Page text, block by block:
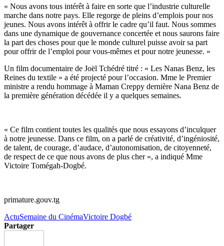
« Nous avons tous intérêt à faire en sorte que l’industrie culturelle
marche dans notre pays. Elle regorge de pleins d’emplois pour nos
jeunes. Nous avons intérêt à offrir le cadre qu’il faut. Nous sommes
dans une dynamique de gouvernance concertée et nous saurons faire
la part des choses pour que le monde culturel puisse avoir sa part
pour offrir de l’emploi pour vous-mêmes et pour notre jeunesse. »
Un film documentaire de Joël Tchédré titré : « Les Nanas Benz, les
Reines du textile » a été projecté pour l’occasion. Mme le Premier
ministre a rendu hommage à Maman Creppy dernière Nana Benz de
la première génération décédée il y a quelques semaines.
« Ce film contient toutes les qualités que nous essayons d’inculquer
à notre jeunesse. Dans ce film, on a parlé de créativité, d’ingéniosité,
de talent, de courage, d’audace, d’autonomisation, de citoyenneté,
de respect de ce que nous avons de plus cher », a indiqué Mme
Victoire Tomégah-Dogbé.
primature.gouv.tg
ActuSemaine du CinémaVictoire Dogbé
Partager